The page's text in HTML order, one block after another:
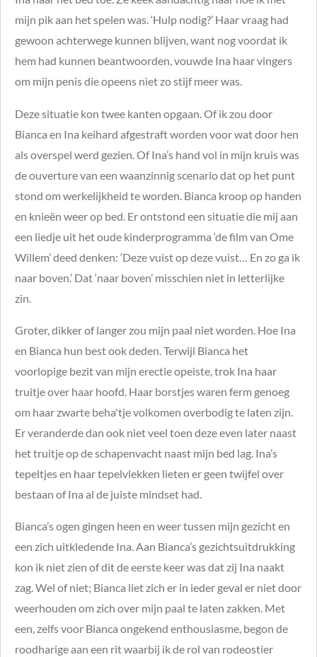
mijn pik aan het spelen was. ‘Hulp nodig?’ Haar vraag had
gewoon achterwege kunnen blijven, want nog voordat ik
hem had kunnen beantwoorden, vouwde Ina haar vingers
om mijn penis die opeens niet zo stijf meer was.
Deze situatie kon twee kanten opgaan. Of ik zou door
Bianca en Ina keihard afgestraft worden voor wat door hen
als overspel werd gezien. Of Ina’s hand vol in mijn kruis was
de ouverture van een waanzinnig scenario dat op het punt
stond om werkelijkheid te worden. Bianca kroop op handen
en knieën weer op bed. Er ontstond een situatie die mij aan
een liedje uit het oude kinderprogramma ‘de film van Ome
Willem’ deed denken: ‘Deze vuist op deze vuist… En zo ga ik
naar boven.’ Dat ‘naar boven’ misschien niet in letterlijke
zin.
Groter, dikker of langer zou mijn paal niet worden. Hoe Ina
en Bianca hun best ook deden.Terwijl Bianca het
voorlopige bezit van mijn erectie opeiste, trok Ina haar
truitje over haar hoofd. Haar borstjes waren ferm genoeg
om haar zwarte beha'tje volkomen overbodig te laten zijn.
Er veranderde dan ook niet veel toen deze even later naast
het truitje op de schapenvacht naast mijn bed lag. Ina’s
tepeltjes en haar tepelvlekken lieten er geen twijfel over
bestaan of Ina al de juiste mindset had.
Bianca’s ogen gingen heen en weer tussen mijn gezicht en
een zich uitkledende Ina. Aan Bianca’s gezichtsuitdrukking
kon ik niet zien of dit de eerste keer was dat zij Ina naakt
zag. Wel of niet; Bianca liet zich er in ieder geval er niet door
weerhouden om zich over mijn paal te laten zakken. Met
een, zelfs voor Bianca ongekend enthousiasme, begon de
roodharige aan een rit waarbij ik de rol van rodeostier